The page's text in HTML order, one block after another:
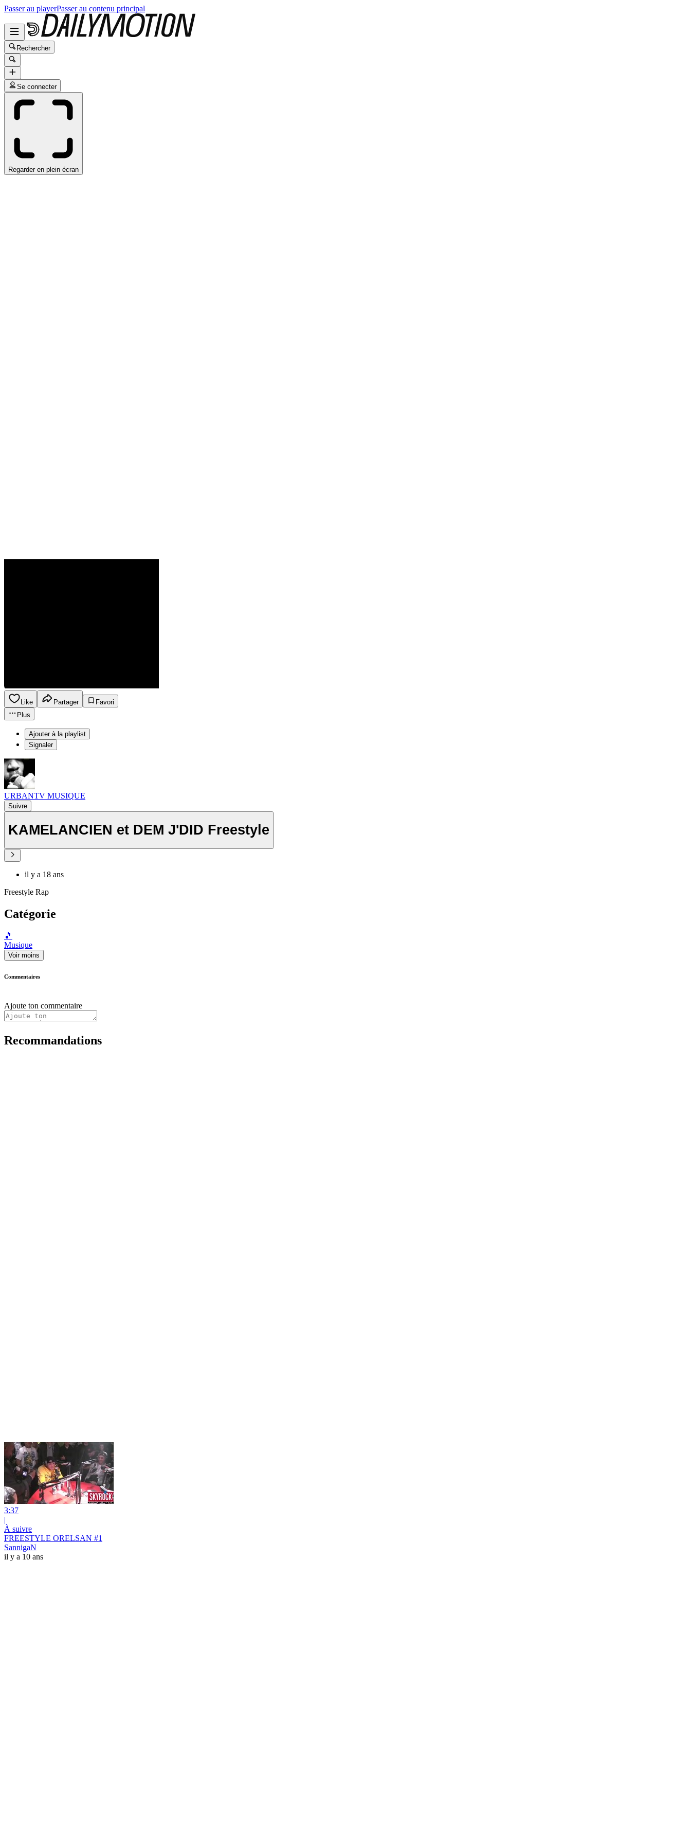
Passer au playerPasser au contenu principal
Rechercher
Se connecter
Regarder en plein écran
Like Partager
Favori
Plus
Ajouter à la playlist
Signaler
URBANTV MUSIQUE
Suivre
KAMELANCIEN et DEM J'DID Freestyle
il y a 18 ans
Freestyle Rap
Catégorie
🎵
Musique
Voir moins
Commentaires
Ajoute ton commentaire
Recommandations
3:37
|
À suivre
FREESTYLE ORELSAN #1
SannigaN
il y a 10 ans